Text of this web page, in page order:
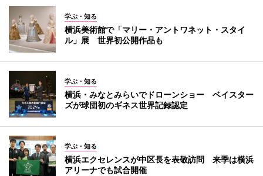
学ぶ・知る
横浜美術館で「マリー・アントワネット・スタイ
ル」展 世界初公開作品も
学ぶ・知る
横浜・みなとみらいでドローンショー ベイスター
ズが球団初のギネス世界記録認定
学ぶ・知る
横浜エクセレンスが中区長を表敬訪問 来季は横浜
アリーナでも試合開催